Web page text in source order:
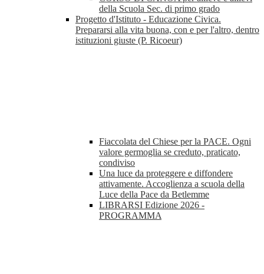
della Scuola Sec. di primo grado
Progetto d'Istituto - Educazione Civica.
Prepararsi alla vita buona, con e per l'altro, dentro
istituzioni giuste (P. Ricoeur)
Fiaccolata del Chiese per la PACE. Ogni
valore germoglia se creduto, praticato,
condiviso
Una luce da proteggere e diffondere
attivamente. Accoglienza a scuola della
Luce della Pace da Betlemme
LIBRARSI Edizione 2026 -
PROGRAMMA